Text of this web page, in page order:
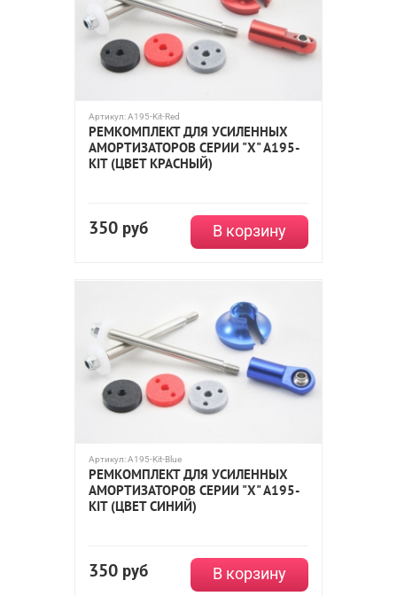
Артикул:A195-Kit-Red
РЕМКОМПЛЕКТ ДЛЯ УСИЛЕННЫХ
АМОРТИЗАТОРОВ СЕРИИ "X" A195-
KIT (ЦВЕТ КРАСНЫЙ)
350 руб В корзину
Артикул:A195-Kit-Blue
РЕМКОМПЛЕКТ ДЛЯ УСИЛЕННЫХ
АМОРТИЗАТОРОВ СЕРИИ "X" A195-
KIT (ЦВЕТ СИНИЙ)
350 руб В корзину